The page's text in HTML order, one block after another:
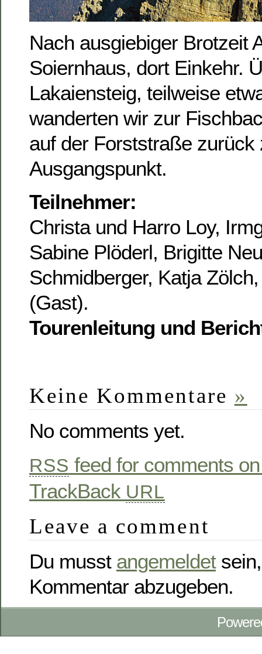
Nach ausgiebiger Brotzeit
Soiernhaus, dort Einkehr.
Lakaiensteig, teilweise
wanderten wir zur
auf der Forststraße zurück
Ausgangspunkt.
Teilnehmer:
Christa und Harro Loy,
Sabine Plöderl, Brigitte
Schmidberger, Katja
(Gast).
Tourenleitung und
Keine Kommentare »
No comments yet.
RSS feed for comments
TrackBack URL
Leave a comment
Du musst angemeldet
Kommentar abzugeben.